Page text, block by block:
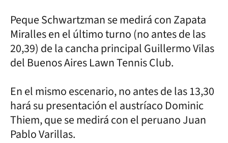
Peque Schwartzman se medirá con Zapata
Miralles en el último turno (no antes de las
20,39) de la cancha principal Guillermo Vilas
del Buenos Aires Lawn Tennis Club.
En el mismo escenario, no antes de las 13,30
hará su presentación el austríaco Dominic
Thiem, que se medirá con el peruano Juan
Pablo Varillas.